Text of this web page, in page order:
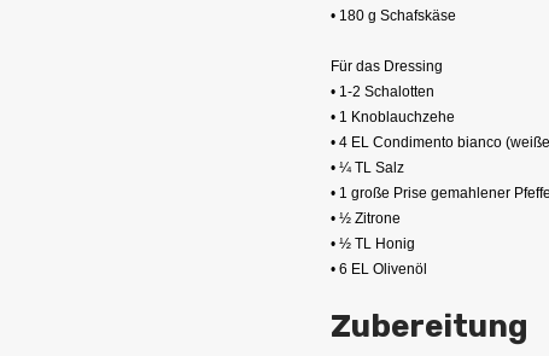
• 180 g Schafskäse
Für das Dressing
• 1-2 Schalotten
• 1 Knoblauchzehe
• 4 EL Condimento bianco
• ¼ TL Salz
• 1 große Prise gemahlener
• ½ Zitrone
• ½ TL Honig
• 6 EL Olivenöl
Zubereitung